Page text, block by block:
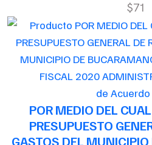
$71
de
POR MEDIO DEL
PRESUPUESTO
GASTOS DEL